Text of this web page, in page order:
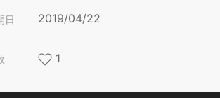
日 2019/04/22
1